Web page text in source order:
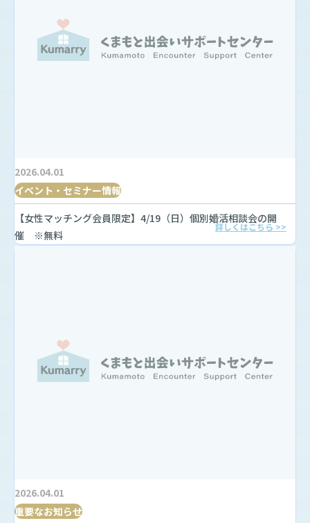
2026.04.01
イベント・セミナー情報
【女性マッチング会員限定】4/19（日）個別婚活相談会の開
催 ※無料
詳しくはこちら >>
2026.04.01
重要なお知らせ